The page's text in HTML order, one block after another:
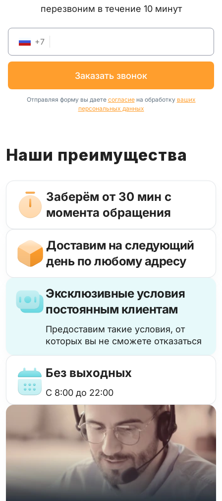
перезвоним в течение 10 минут
+7
заказать звонок
Отправляя форму вы даете согласиена обработку ваших
персональных данных
Наши преимущества
Заберём от 30 мин с
момента обращения
Доставим на следующий
день по любому адресу
Эксклюзивные условия
постоянным клиентам
Предоставим такие условия, от
которых вы не сможете отказаться
Без выходных
с 8:00 до 22:00